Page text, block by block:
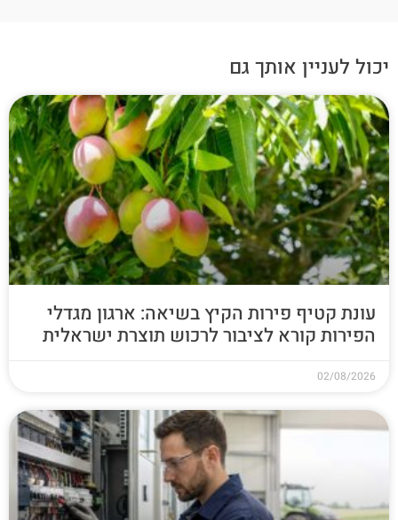
יכול לעניין אותך גם
עונת קטיף פירות הקיץ בשיאה: ארגון מגדלי
הפירות קורא לציבור לרכוש תוצרת ישראלית
02/08/2026